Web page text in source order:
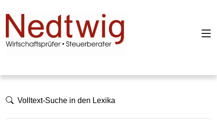
Volltext-Suche in den Lexika